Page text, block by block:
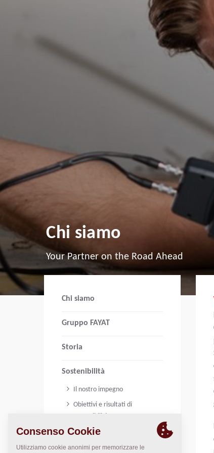
Chi siamo
Your Partner on the Road Ahead
Chi siamo
Gruppo FAYAT
Storia
Sostenibilità
Il nostro impegno
Obiettivi e risultati di
Il nostro percorso fino ad oggi
Codice di condotta